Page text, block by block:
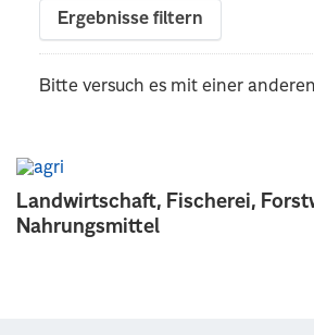
Landwirtschaft, Fischerei,
Nahrungsmittel
Ergebnisse filtern
Bitte versuch es mit einer